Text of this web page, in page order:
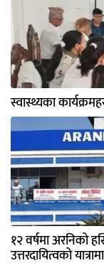
स्वास्थ्यका
१२ वर्षमा अरनिको
उत्तरदायित्वको यात्रामा